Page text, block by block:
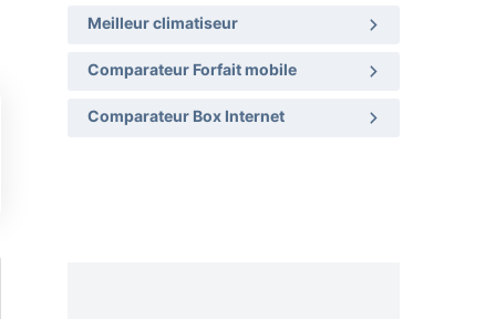
Meilleur climatiseur
Comparateur Forfait mobile
Comparateur Box Internet